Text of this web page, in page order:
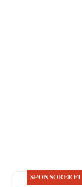
SPONSORERET